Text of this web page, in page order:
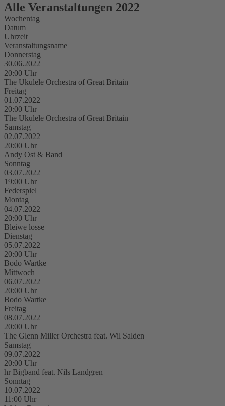
Alle Veranstaltungen 2022
Wochentag
Datum
Uhrzeit
Veranstaltungsname
Donnerstag
30.06.2022
20:00 Uhr
The Ukulele Orchestra of Great Britain
Freitag
01.07.2022
20:00 Uhr
The Ukulele Orchestra of Great Britain
Samstag
02.07.2022
20:00 Uhr
Andy Ost & Band
Sonntag
03.07.2022
19:00 Uhr
Federspiel
Montag
04.07.2022
20:00 Uhr
Bleiwe losse
Dienstag
05.07.2022
20:00 Uhr
Bodo Wartke
Mittwoch
06.07.2022
20:00 Uhr
Bodo Wartke
Freitag
08.07.2022
20:00 Uhr
The Glenn Miller Orchestra feat. Wil Salden
Samstag
09.07.2022
20:00 Uhr
hr Bigband feat. Nils Landgren
Sonntag
10.07.2022
11:00 Uhr